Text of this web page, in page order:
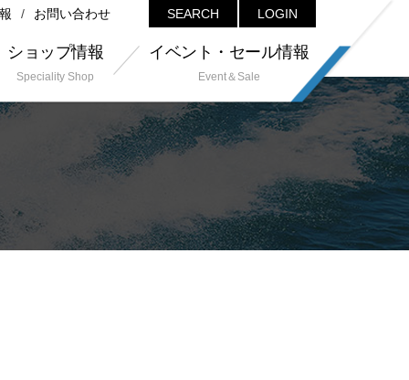
お問い合わせ SEARCH LOGIN
ショップ情報
Speciality Shop
イベント・セール情報
Event＆Sale